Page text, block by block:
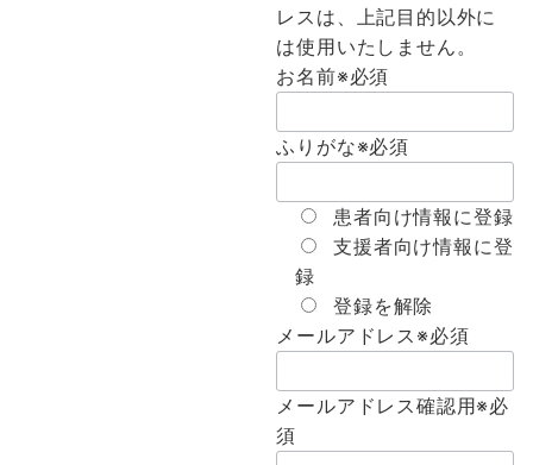
レスは、上記目的以外に
は使用いたしません。
お名前※必須
ふりがな※必須
患者向け情報に登録
支援者向け情報に登
録
登録を解除
メールアドレス ※必須
メールアドレス確認用※必
須